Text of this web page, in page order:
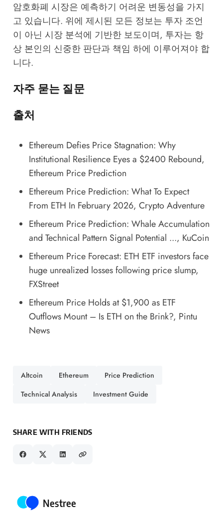
암호화폐 시장은 예측하기 어려운 변동성을 가지
고 있습니다. 위에 제시된 모든 정보는 투자 조언
이 아닌 시장 분석에 기반한 보도이며, 투자는 항
상 본인의 신중한 판단과 책임 하에 이루어져야 합
니다.
자주 묻는 질문
출처
Ethereum Defies Price Stagnation: Why
Institutional Resilience Eyes a $2400 Rebound,
Ethereum Price Prediction
Ethereum Price Prediction: What To Expect
From ETH In February 2026, Crypto Adventure
Ethereum Price Prediction: Whale Accumulation
and Technical Pattern Signal Potential ..., KuCoin
Ethereum Price Forecast: ETH ETF investors face
huge unrealized losses following price slump,
FXStreet
Ethereum Price Holds at $1,900 as ETF
Outflows Mount – Is ETH on the Brink?, Pintu
News
Altcoin Ethereum
Price Prediction
Technical Analysis
Investment Guide
SHARE WITH FRIENDS
Posted by
Nestree